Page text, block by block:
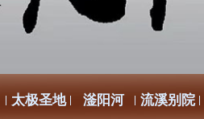
太极圣地 滏阳河 流溪别院